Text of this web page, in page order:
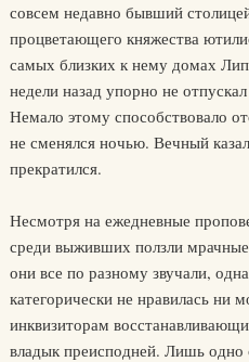
совсем недавно бывший
процветающего княжества
самых близких к нему домах
недели назад упорно не
Немало этому способствовало
не сменялся ночью. Вечный
прекратился.
Несмотря на ежедневные
среди выживших ползли
они все по разному звучали,
категорически не нравилась ни
инквизиторам
владык преисподней. Лишь одно